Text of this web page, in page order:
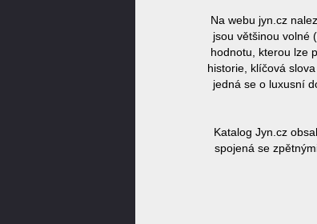
Na webu jyn.cz
jsou většinou volné
hodnotu, kterou lze
historie, klíčová
jedná se o luxusní
Katalog Jyn.cz
spojená se